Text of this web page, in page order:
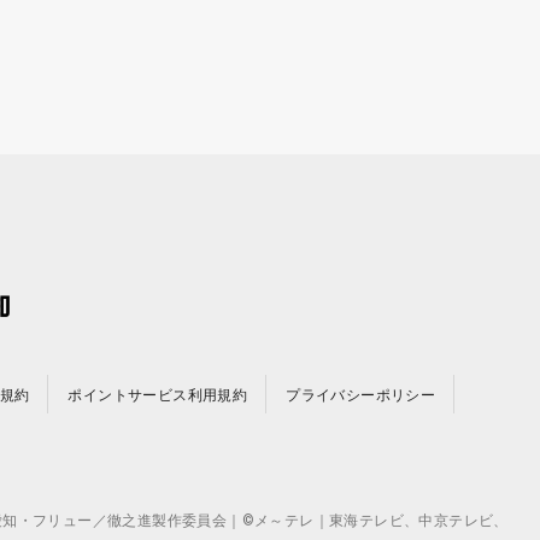
約 ポイントサービス利用規約 プライバシーポリシー
フリュー／徹之進製作委員会｜©メ～テレ｜東海テレビ、中京テレビ、